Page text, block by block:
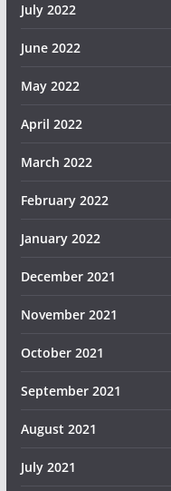
July 2022
June 2022
May 2022
April 2022
March 2022
February 2022
January 2022
December 2021
November 2021
October 2021
September 2021
August 2021
July 2021